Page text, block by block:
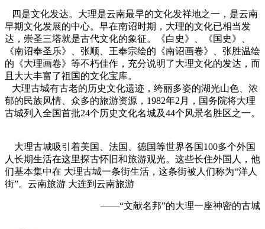
四是文化发达。大理是云南最早的文化发祥地之一，是云南
早期文化发展的中心。早在南诏时期，大理的文化已相当发
达，崇圣三塔就是古代文化的象征。《白史》、《国史》、
《南诏奉圣乐》、张顺、王奉宗绘的《南诏画卷》、张胜温绘
的《大理画卷》等不朽佳作，充分说明了大理文化的发达，而
且大大丰富了祖国的文化宝库。
大理古城有古老的历史文化遗迹，绔丽多姿的湖光山色、浓
郁的民族风情、众多的旅游资源，1982年2月，国务院将大理
古城列入全国首批24个历史文化名城及44个风景名胜区之一。
大理古城吸引着美国、法国、德国等世界各国100多个外国
人长期生活在这里探古怀旧和旅游观光。这些长住外国人，他
们基本集中在 大理古城一条街生活，这条街被人们称为“洋人
街”。云南旅游 大连到云南旅游
——“文献名邦”的大理一座神密的古城